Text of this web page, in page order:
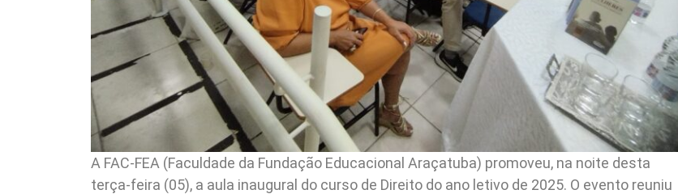
A FAC-FEA (Faculdade da Fundação Educacional Araçatuba) promoveu, na noite desta
terça-feira (05), a aula inaugural do curso de Direito do ano letivo de 2025. O evento reuniu